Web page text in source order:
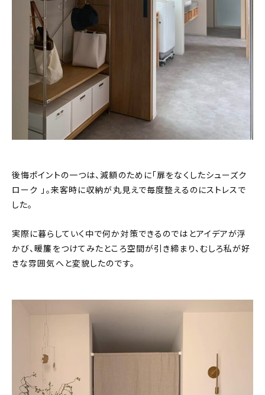
後悔ポイントの一つは、減額のために「扉をなくしたシューズク
ローク 」。来客時に収納が丸見えで毎度整えるのにストレスで
した。
実際に暮らしていく中で何か対策できるのではとアイデアが浮
かび、暖簾をつけてみたところ空間が引き締まり、むしろ私が好
きな雰囲気へと変貌したのです。